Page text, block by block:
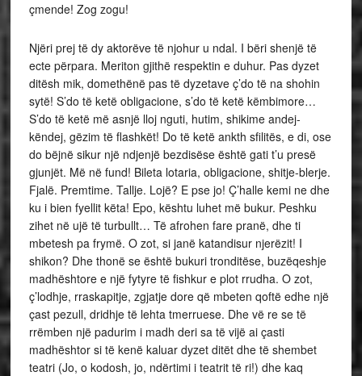
çmende! Zog zogu!
Njëri prej të dy aktorëve të njohur u ndal. I bëri shenjë të
ecte përpara. Meriton gjithë respektin e duhur. Pas dyzet
ditësh mik, domethënë pas të dyzetave ç’do të na shohin
sytë! S’do të ketë obligacione, s’do të ketë këmbimore…
S’do të ketë më asnjë lloj nguti, hutim, shikime andej-
këndej, gëzim të flashkët! Do të ketë ankth sfilitës, e di, ose
do bëjnë sikur një ndjenjë bezdisëse është gati t’u presë
gjunjët. Më në fund! Bileta lotaria, obligacione, shitje-blerje.
Fjalë. Premtime. Tallje. Lojë? E pse jo! Ç’halle kemi ne dhe
ku i bien fyellit këta! Epo, kështu luhet më bukur. Peshku
zihet në ujë të turbullt… Të afrohen fare pranë, dhe ti
mbetesh pa frymë. O zot, si janë katandisur njerëzit! I
shikon? Dhe thonë se është bukuri tronditëse, buzëqeshje
madhështore e një fytyre të fishkur e plot rrudha. O zot,
ç’lodhje, rraskapitje, zgjatje dore që mbeten qoftë edhe një
çast pezull, dridhje të lehta tmerruese. Dhe vë re se të
rrëmben një padurim i madh deri sa të vijë ai çasti
madhështor si të kenë kaluar dyzet ditët dhe të shembet
teatri (Jo, o kodosh, jo, ndërtimi i teatrit të ri!) dhe kaq